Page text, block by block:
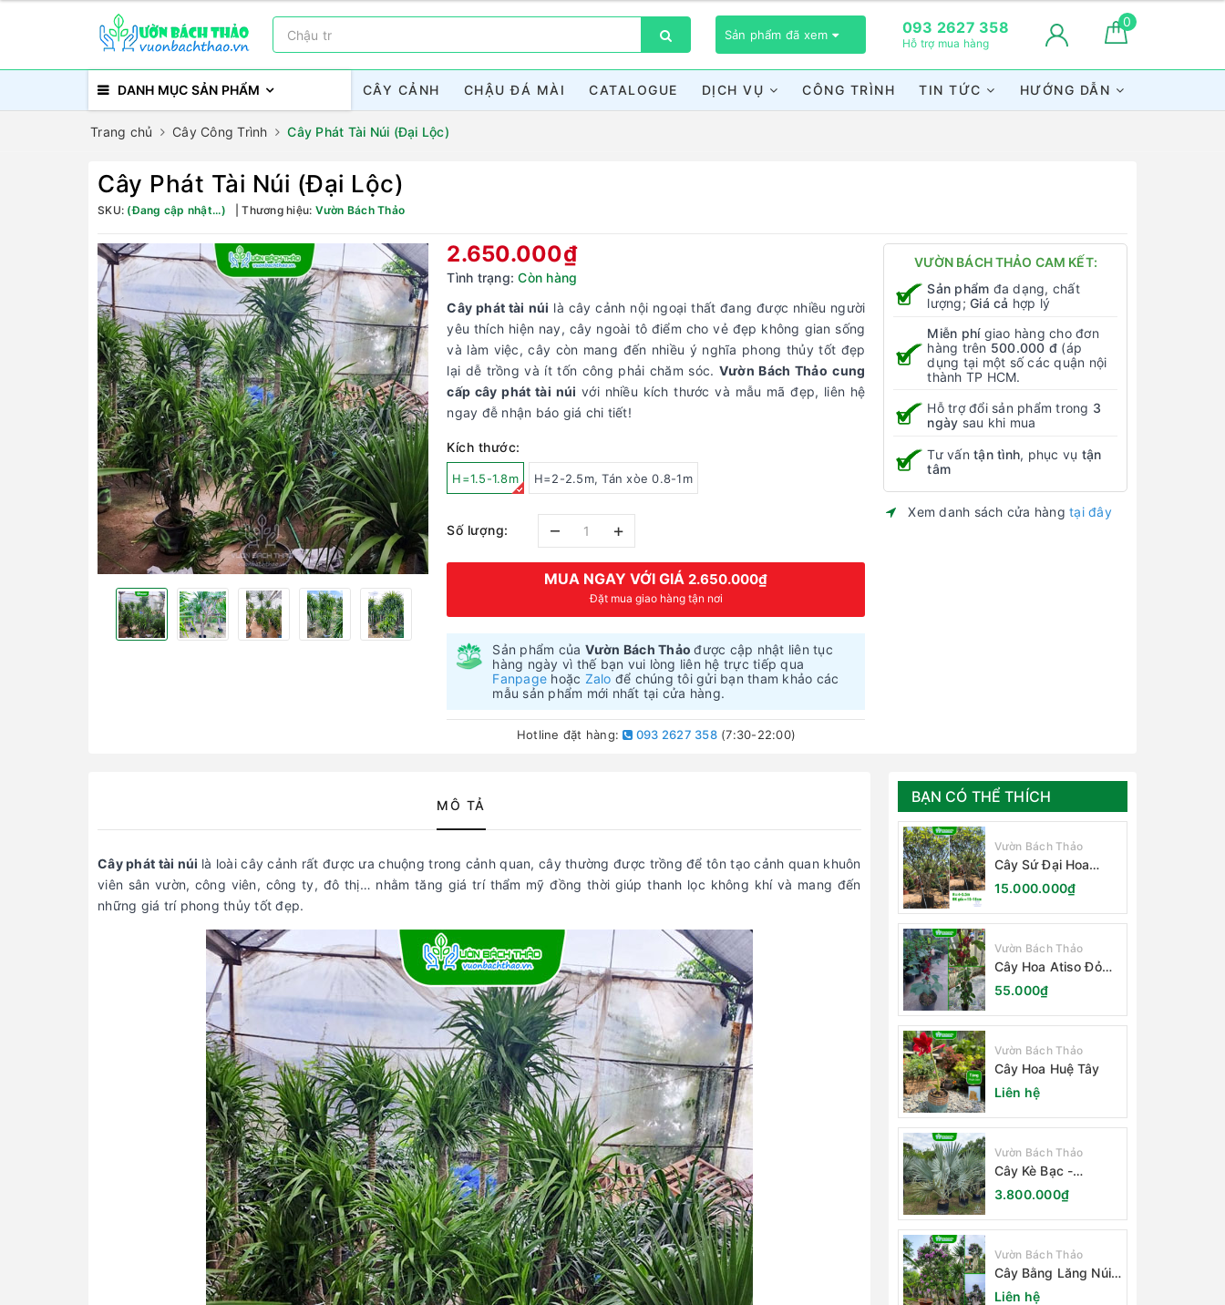
Sản phẩm đã xem 093 2627 358
Hỗ trợ mua hàng
0
DANH MỤC SẢN PHẨM CÂY CẢNH CHẬU ĐÁ MÀI CATALOGUE DỊCH VỤ CÔNG TRÌNH TIN TỨC HƯỚNG DẪN
Trang chủ Cây Công Trình Cây Phát Tài Núi (Đại Lộc)
Cây Phát Tài Núi (Đại Lộc)
SKU: (Đang cập nhật...) Thương hiệu: Vườn Bách Thảo
2.650.000₫
Tình trạng: Còn hàng
Cây phát tài núi là cây cảnh nội ngoại thất đang được nhiều người
yêu thích hiện nay, cây ngoài tô điểm cho vẻ đẹp không gian sống
và làm việc, cây còn mang đến nhiều ý nghĩa phong thủy tốt đẹp
lại dễ trồng và ít tốn công phải chăm sóc. Vườn Bách Thảo cung
cấp cây phát tài núi với nhiều kích thước và mẫu mã đẹp, liên hệ
ngay đễ nhận báo giá chi tiết!
Kích thước:
H=1.5-1.8m H=2-2.5m, Tán xòe 0.8-1m
Số lượng: – +
MUA NGAY VỚI GIÁ2.650.000₫
Đặt mua giao hàng tận nơi
Sản phẩm của Vườn Bách Thảođược cập nhật liên tục
hàng ngày vì thế bạn vui lòng liên hệ trực tiếp qua
Fanpage hoặc Zalo để chúng tôi gửi bạn tham khảo các
mẫu sản phẩm mới nhất tại cửa hàng.
Hotline đặt hàng: 093 2627 358(7:30-22:00)
VƯỜN BÁCH THẢO CAM KẾT:
Sản phẩm đa dạng, chất
lượng;Giá cả hợp lý
Miễn phígiao hàng cho đơn
hàng trên 500.000 đ (áp
dụng tại một số các quận nội
thành TP HCM.
Hỗ trợ đổi sản phẩm trong 3
ngày sau khi mua
Tư vấntận tình, phục vụ tận
tâm
Xem danh sách cửa hàngtại đây
MÔ TẢ
Cây phát tài núi là loài cây cảnh rất được ưa chuộng trong cảnh quan, cây thường được trồng để tôn tạo cảnh quan khuôn
viên sân vườn, công viên, công ty, đô thị… nhằm tăng giá trí thẩm mỹ đồng thời giúp thanh lọc không khí và mang đến
những giá trí phong thủy tốt đẹp.
BẠN CÓ THỂ THÍCH
Vườn Bách Thảo
Cây Sứ Đại Hoa
Trắng
15.000.000₫
Vườn Bách Thảo
Cây Hoa Atiso Đỏ
(Bụt Gấm Hibiscus)
55.000₫
Vườn Bách Thảo
Cây Hoa Huệ Tây
Liên hệ
Vườn Bách Thảo
Cây Kè Bạc -
Smarckia Nobilis
3.800.000₫
Vườn Bách Thảo
Cây Bằng Lăng Núi
(Cây Săng Lẻ)
Liên hệ